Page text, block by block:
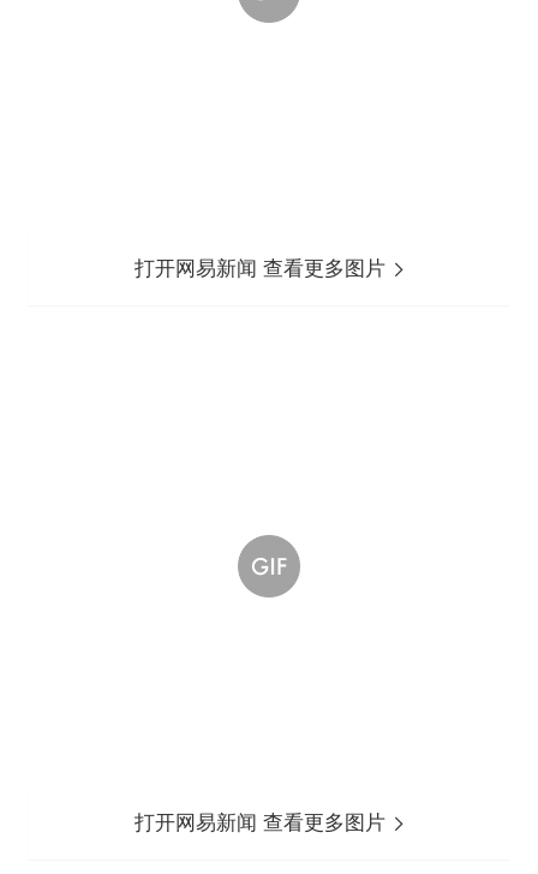
打开网易新闻 查看更多图片
打开网易新闻 查看更多图片